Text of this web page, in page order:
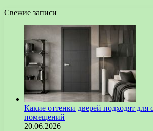
Свежие записи
Какие оттенки дверей подходят
помещений
20.06.2026